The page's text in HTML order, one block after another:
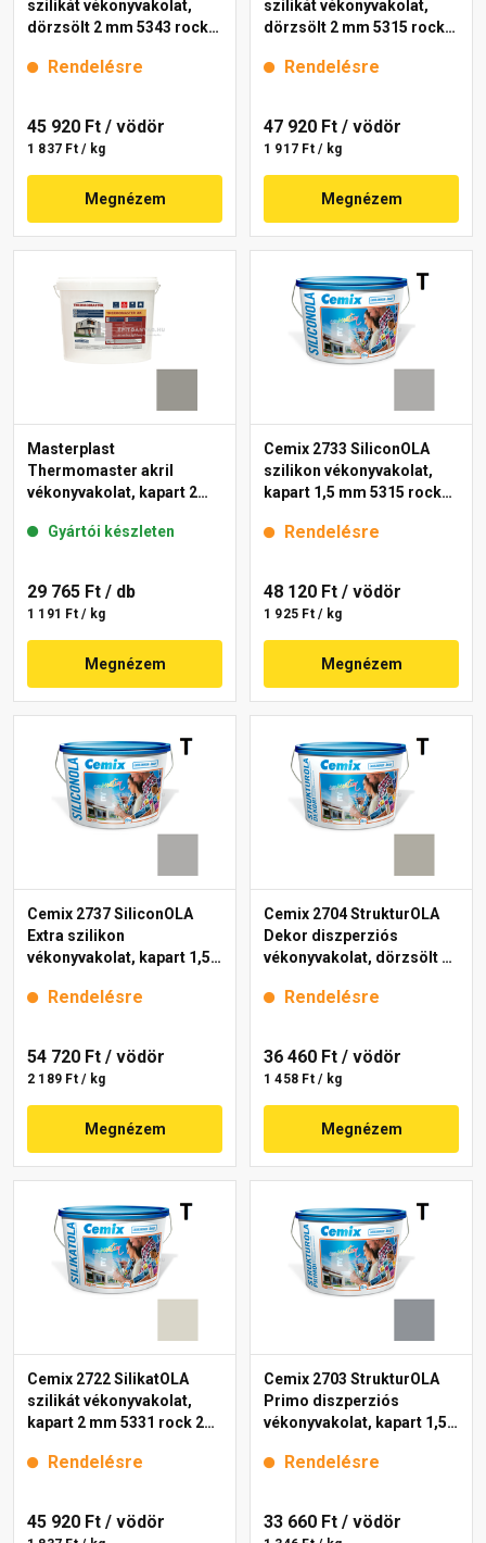
szilikát vékonyvakolat,
dörzsölt 2 mm 5343 rock
Rendelésre
45 920 Ft / vödör
1 837 Ft / kg
Megnézem
szilikát vékonyvakolat,
dörzsölt 2 mm 5315 rock
Rendelésre
47 920 Ft / vödör
1 917 Ft / kg
Megnézem
Masterplast
Thermomaster akril
vékonyvakolat, kapart 2
Gyártói készleten
29 765 Ft / db
1 191 Ft / kg
Megnézem
Cemix 2733 SiliconOLA
szilikon vékonyvakolat,
kapart 1,5 mm 5315 rock
Rendelésre
48 120 Ft / vödör
1 925 Ft / kg
Megnézem
Cemix 2737 SiliconOLA
Extra szilikon
vékonyvakolat, kapart 1,5
Rendelésre
54 720 Ft / vödör
2 189 Ft / kg
Megnézem
Cemix 2704 StrukturOLA
Dekor diszperziós
vékonyvakolat, dörzsölt 2
Rendelésre
36 460 Ft / vödör
1 458 Ft / kg
Megnézem
Cemix 2722 SilikatOLA
szilikát vékonyvakolat,
kapart 2 mm 5331 rock 25
Rendelésre
45 920 Ft / vödör
Cemix 2703 StrukturOLA
Primo diszperziós
vékonyvakolat, kapart 1,5
Rendelésre
33 660 Ft / vödör